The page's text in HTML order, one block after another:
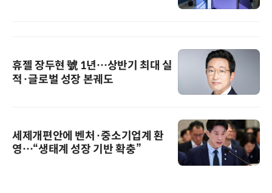
휴젤 장두현 號 1년…상반기 최대 실
적·글로벌 성장 본궤도
세제개편안에 벤처·중소기업계 환
영…“생태계 성장 기반 확충”